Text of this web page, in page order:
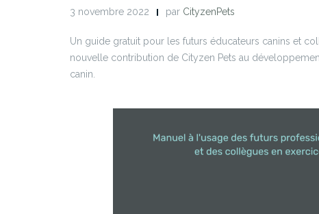
3 novembre 2022 par CityzenPets
Un guide gratuit pour les futurs éducateurs canins et
nouvelle contribution de Cityzen Pets au
canin.